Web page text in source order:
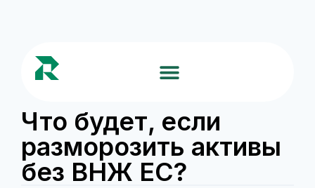
Что будет, если
разморозить активы
без ВНЖ ЕС?